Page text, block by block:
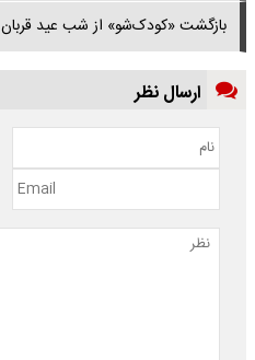
بازگشت «کودک‌شو» از شب عید قربان
ارسال نظر